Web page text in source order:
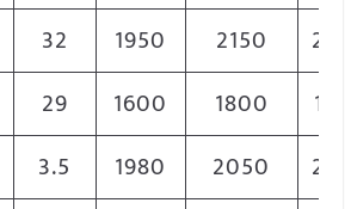
32 1950 2150
29 1600 1800
3.5 1980 2050